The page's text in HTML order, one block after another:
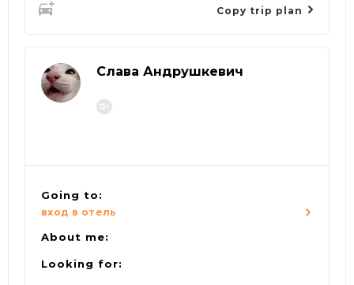
Copy trip plan
Слава Андрушкевич
Going to:
вход в отель
About me:
Looking for: